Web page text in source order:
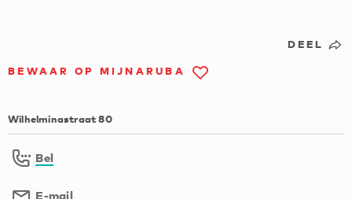
DEEL
BEWAAR OP MIJNARUBA
Wilhelminastraat 80
Bel
E-mail